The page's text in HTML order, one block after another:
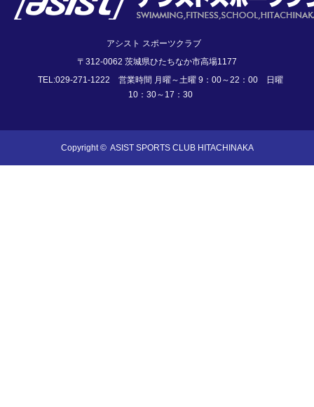
アシスト スポーツクラブ
〒312-0062 茨城県ひたちなか市高場1177
TEL:029-271-1222 営業時間 月曜～土曜 9：00～22：00 日曜
10：30～17：30
Copyright © ASIST SPORTS CLUB HITACHINAKA